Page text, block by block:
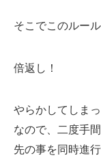
そこでこのルール
倍返し！
やらかしてしま
なので、二度手
先の事を同時進行